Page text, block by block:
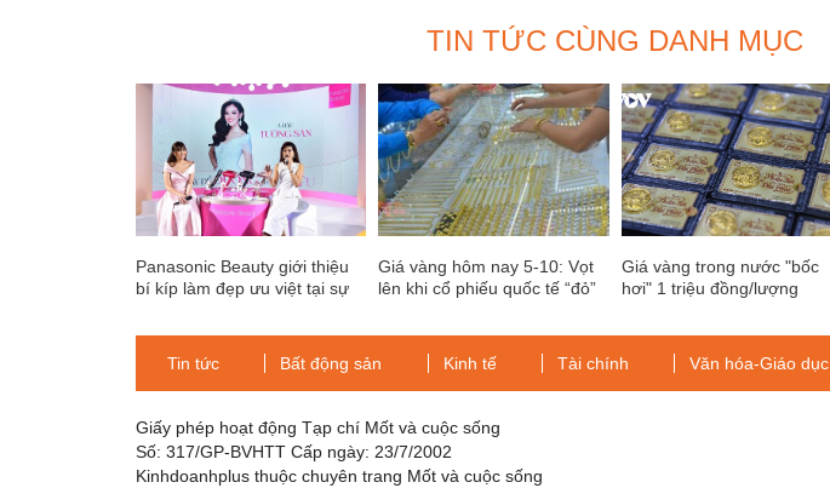
TIN TỨC CÙNG DANH MỤC
Panasonic Beauty giới thiệu
bí kíp làm đẹp ưu việt tại sự
Salon”
Giá vàng hôm nay 5-10: Vọt
lên khi cổ phiếu quốc tế “đỏ”
Giá vàng trong nước "bốc
hơi" 1 triệu đồng/lượng
Tin tức Bất động sản Kinh tế Tài chính Văn hóa-Giáo dục
Giấy phép hoạt động Tạp chí Mốt và cuộc sống
Số: 317/GP-BVHTT Cấp ngày: 23/7/2002
Kinhdoanhplus thuộc chuyên trang Mốt và cuộc sống